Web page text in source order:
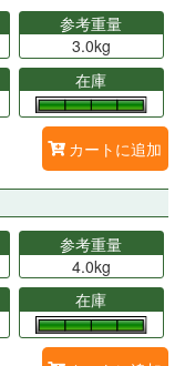
参考重量
3.0kg
在庫
カートに追加
参考重量
4.0kg
在庫